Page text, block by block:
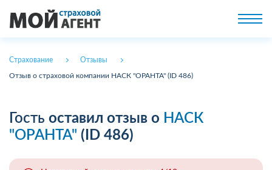
Страхование Отзывы
Отзыв о страховой компании НАСК "ОРАНТА" (ID 486)
Гость оставил отзыв о НАСК
"ОРАНТА" (ID 486)